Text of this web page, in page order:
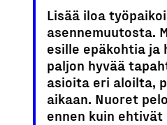
Lisää iloa
asennemuutosta.
esille epäkohtia ja
paljon hyvää
asioita eri aloilta,
aikaan. Nuoret
ennen kuin